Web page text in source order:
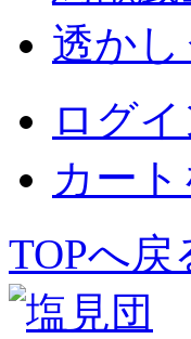
透か
ログイ
カー
TOPへ戻